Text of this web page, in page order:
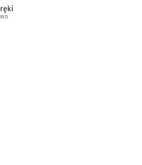
urządzanie, konserwacja